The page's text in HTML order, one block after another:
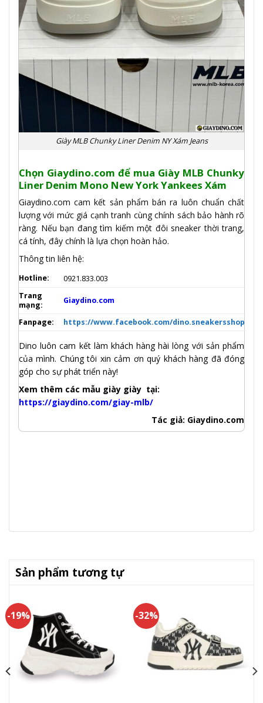
Giày MLB Chunky Liner Denim NY Xám Jeans
Chọn Giaydino.com để mua Giày MLB Chunky
Liner Denim Mono New York Yankees Xám
Giaydino.com cam kết sản phẩm bán ra luôn chuẩn chất
lượng với mức giá cạnh tranh cùng chính sách bảo hành rõ
ràng. Nếu bạn đang tìm kiếm một đôi sneaker thời trang,
cá tính, đây chính là lựa chọn hoàn hảo.
Thông tin liên hệ:
Hotline:
0921.833.003
Trang
mạng:
Giaydino.com
Fanpage: https://www.facebook.com/dino.sneakersshop
Dino luôn cam kết làm khách hàng hài lòng với sản phẩm
của mình. Chúng tôi xin cảm ơn quý khách hàng đã đóng
góp cho sự phát triển này!
Xem thêm các mẫu giày giày tại:
https://giaydino.com/giay-mlb/
Tác giả: Giaydino.com
Sản phẩm tương tự
-19% -32%